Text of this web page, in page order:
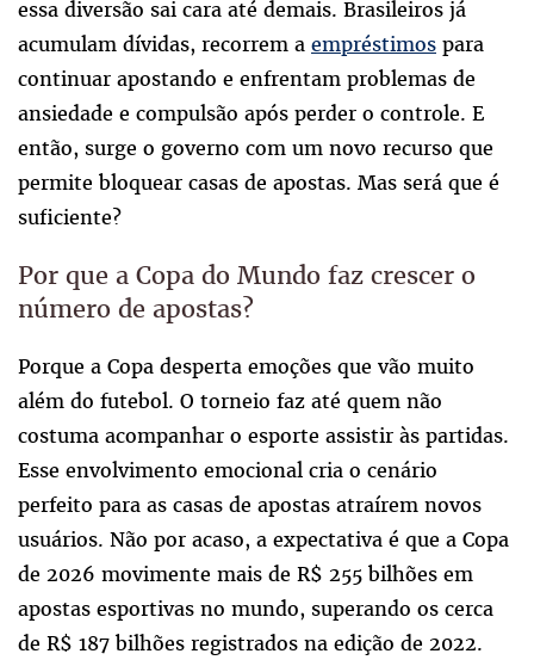
essa diversão sai cara até demais. Brasileiros já
acumulam dívidas, recorrem a empréstimos para
continuar apostando e enfrentam problemas de
ansiedade e compulsão após perder o controle. E
então, surge o governo com um novo recurso que
permite bloquear casas de apostas. Mas será que é
suficiente?
Por que a Copa do Mundo faz crescer o
número de apostas?
Porque a Copa desperta emoções que vão muito
além do futebol. O torneio faz até quem não
costuma acompanhar o esporte assistir às partidas.
Esse envolvimento emocional cria o cenário
perfeito para as casas de apostas atraírem novos
usuários. Não por acaso, a expectativa é que a Copa
de 2026 movimente mais de R$ 255 bilhões em
apostas esportivas no mundo, superando os cerca
de R$ 187 bilhões registrados na edição de 2022.